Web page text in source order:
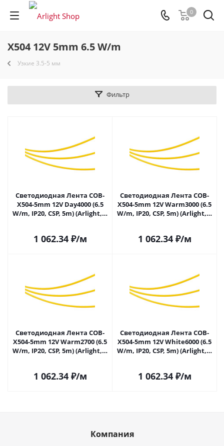
0
X504 12V 5mm 6.5 W/m
Узкие 3.5-5 мм
Фильтр
Светодиодная Лента COB-
X504-5mm 12V Day4000 (6.5
W/m, IP20, CSP, 5m) (Arlight, -)
1 062.34₽/м
Светодиодная Лента COB-
X504-5mm 12V Warm3000 (6.5
W/m, IP20, CSP, 5m) (Arlight, -)
1 062.34₽/м
Светодиодная Лента COB-
X504-5mm 12V Warm2700 (6.5
W/m, IP20, CSP, 5m) (Arlight, -)
1 062.34₽/м
Светодиодная Лента COB-
X504-5mm 12V White6000 (6.5
W/m, IP20, CSP, 5m) (Arlight, -)
1 062.34₽/м
Компания